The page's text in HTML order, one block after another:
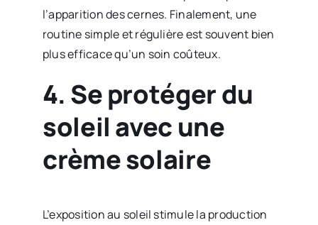
l’apparition des cernes. Finalement, une
routine simple et régulière est souvent bien
plus efficace qu’un soin coûteux.
4. Se protéger du
soleil avec une
crème solaire
L’exposition au soleil stimule la production